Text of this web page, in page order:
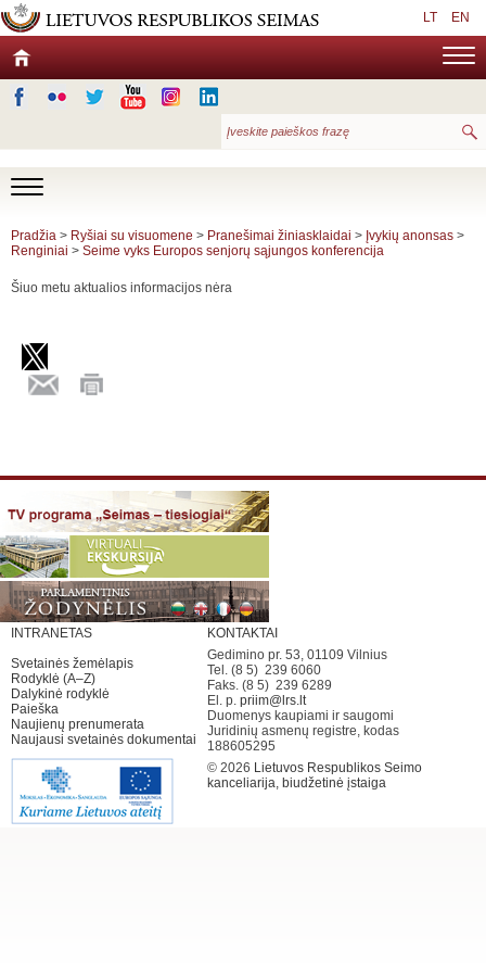
LT EN
Pradžia > Ryšiai su visuomene > Pranešimai žiniasklaidai > Įvykių anonsas >
Renginiai > Seime vyks Europos senjorų sąjungos konferencija
Šiuo metu aktualios informacijos nėra
INTRANETAS
Svetainės žemėlapis
Rodyklė (A–Z)
Dalykinė rodyklė
Paieška
Naujienų prenumerata
Naujausi svetainės dokumentai
KONTAKTAI
Gedimino pr. 53, 01109 Vilnius
Tel. (8 5) 239 6060
Faks. (8 5) 239 6289
El. p. priim@lrs.lt
Duomenys kaupiami ir saugomi
Juridinių asmenų registre, kodas
188605295
© 2026 Lietuvos Respublikos Seimo
kanceliarija, biudžetinė įstaiga